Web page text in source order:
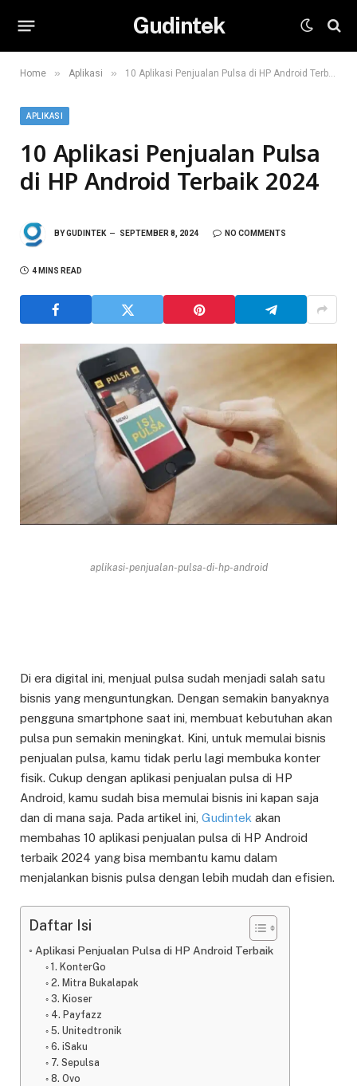
Gudintek
Home » Aplikasi » 10 Aplikasi Penjualan Pulsa di HP Android Terbaik 2024
APLIKASI
10 Aplikasi Penjualan Pulsa
di HP Android Terbaik 2024
BYGUDINTEK SEPTEMBER 8, 2024 NO COMMENTS
4 MINS READ
aplikasi-penjualan-pulsa-di-hp-android
Di era digital ini, menjual pulsa sudah menjadi salah satu
bisnis yang menguntungkan. Dengan semakin banyaknya
pengguna smartphone saat ini, membuat kebutuhan akan
pulsa pun semakin meningkat. Kini, untuk memulai bisnis
penjualan pulsa, kamu tidak perlu lagi membuka konter
fisik. Cukup dengan aplikasi penjualan pulsa di HP
Android, kamu sudah bisa memulai bisnis ini kapan saja
dan di mana saja. Pada artikel ini, Gudintek akan
membahas 10 aplikasi penjualan pulsa di HP Android
terbaik 2024 yang bisa membantu kamu dalam
menjalankan bisnis pulsa dengan lebih mudah dan efisien.
Daftar Isi
Aplikasi Penjualan Pulsa di HP Android Terbaik
1. KonterGo
2. Mitra Bukalapak
3. Kioser
4. Payfazz
5. Unitedtronik
6. iSaku
7. Sepulsa
8. Ovo